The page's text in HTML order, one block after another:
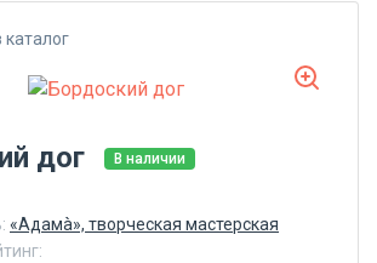
каталог
дог В наличии
«Адамà», творческая мастерская